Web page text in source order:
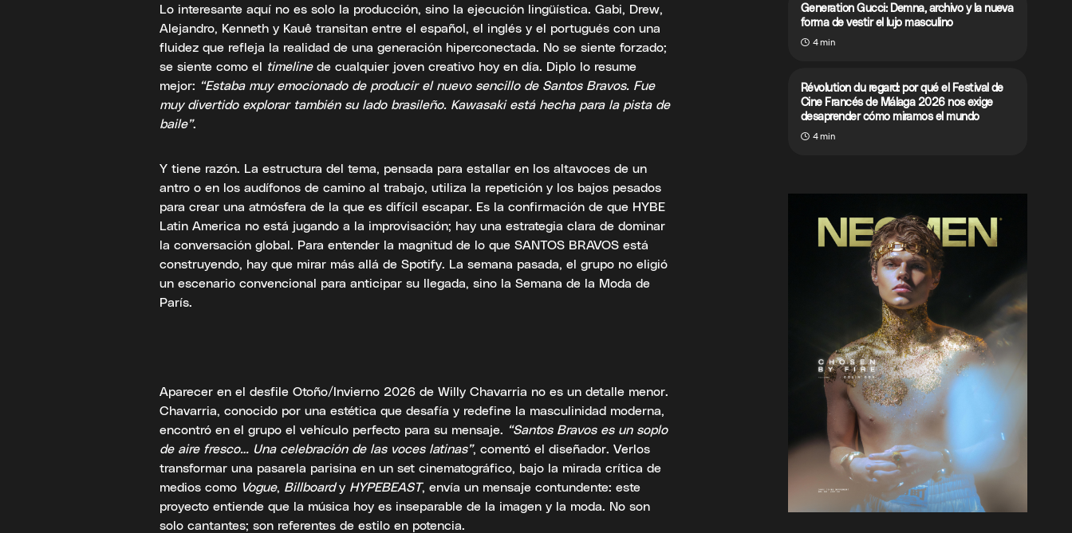
Lo interesante aquí no es solo la producción, sino la ejecución lingüística. Gabi, Drew,
Alejandro, Kenneth y Kauê transitan entre el español, el inglés y el portugués con una
fluidez que refleja la realidad de una generación hiperconectada. No se siente forzado;
se siente como el timelinede cualquier joven creativo hoy en día. Diplo lo resume
mejor: “Estaba muy emocionado de producir el nuevo sencillo de Santos Bravos. Fue
muy divertido explorar también su lado brasileño. Kawasaki está hecha para la pista de
baile”.
Y tiene razón. La estructura del tema, pensada para estallar en los altavoces de un
antro o en los audífonos de camino al trabajo, utiliza la repetición y los bajos pesados
para crear una atmósfera de la que es difícil escapar. Es la confirmación de que HYBE
Latin America no está jugando a la improvisación; hay una estrategia clara de dominar
la conversación global. Para entender la magnitud de lo que SANTOS BRAVOS está
construyendo, hay que mirar más allá de Spotify. La semana pasada, el grupo no eligió
un escenario convencional para anticipar su llegada, sino la Semana de la Moda de
París.
Aparecer en el desfile Otoño/Invierno 2026 de Willy Chavarria no es un detalle menor.
Chavarria, conocido por una estética que desafía y redefine la masculinidad moderna,
encontró en el grupo el vehículo perfecto para su mensaje. “Santos Bravos es un soplo
de aire fresco… Una celebración de las voces latinas”, comentó el diseñador. Verlos
transformar una pasarela parisina en un set cinematográfico, bajo la mirada crítica de
medios como Vogue, Billboardy HYPEBEAST, envía un mensaje contundente: este
proyecto entiende que la música hoy es inseparable de la imagen y la moda. No son
solo cantantes; son referentes de estilo en potencia.
Generation Gucci: Demna, archivo y la nueva
forma de vestir el lujo masculino
4 min
Révolution du regard: por qué el Festival de
Cine Francés de Málaga 2026 nos exige
desaprender cómo miramos el mundo
4 min